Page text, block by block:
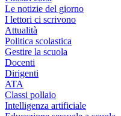
Le notizie del giorno
I lettori ci scrivono
Attualità
Politica scolastica
Gestire la scuola
Docenti
Dirigenti
ATA
Classi pollaio
Intelligenza artificiale